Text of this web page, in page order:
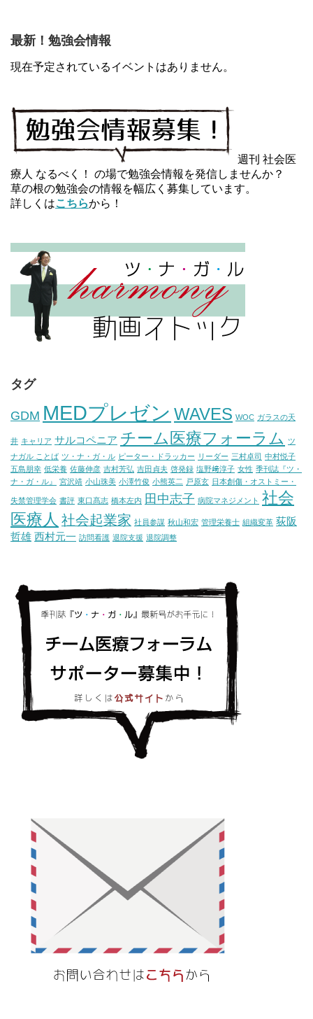
最新！勉強会情報
現在予定されているイベントはありません。
週刊 社会医
療人 なるべく！ の場で勉強会情報を発信しませんか？
草の根の勉強会の情報を幅広く募集しています。
詳しくはこちらから！
タグ
GDM MEDプレゼン WAVES WOC ガラスの天
井 キャリア サルコペニア チーム医療フォーラム
ツ
ナガル ことば ツ・ナ・ガ・ル ピーター・ドラッカー リーダー 三村卓司 中村悦子
五島朋幸 低栄養 佐藤伸彦 吉村芳弘 吉田貞夫 啓発録 塩野﨑淳子 女性 季刊誌『ツ・
ナ・ガ・ル』
宮沢靖 小山珠美 小澤竹俊 小熊英二 戸原玄 日本創傷・オストミー・
失禁管理学会 書評 東口髙志 橋本左内 田中志子 病院マネジメント 社会
医療人 社会起業家 社員参謀 秋山和宏 管理栄養士 組織変革 荻阪
哲雄 西村元一 訪問看護 退院支援 退院調整